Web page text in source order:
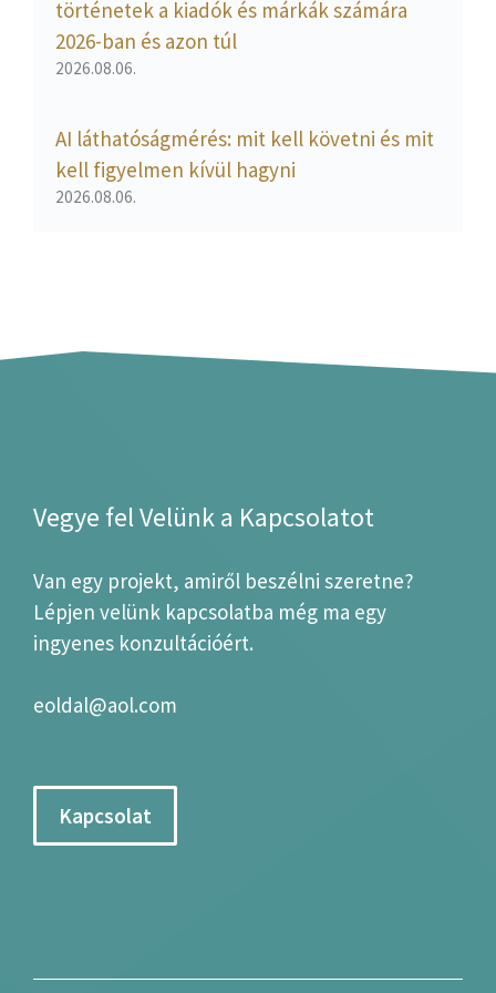
történetek a kiadók és márkák számára
2026-ban és azon túl
2026.08.06.
AI láthatóságmérés: mit kell követni és mit
kell figyelmen kívül hagyni
2026.08.06.
Vegye fel Velünk a Kapcsolatot
Van egy projekt, amiről beszélni szeretne?
Lépjen velünk kapcsolatba még ma egy
ingyenes konzultációért.
eoldal@aol.com
Kapcsolat